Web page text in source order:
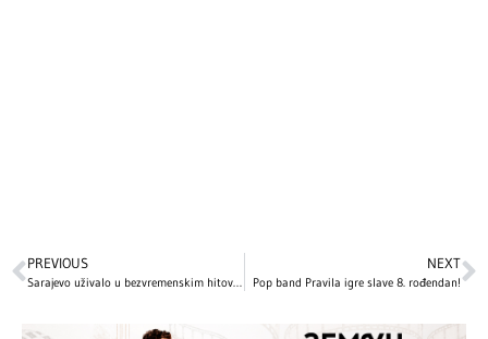
PREVIOUS
Sarajevo uživalo u bezvremenskim hitovima Halida Bešlića!
NEXT
Pop band Pravila igre slave 8. rođendan!